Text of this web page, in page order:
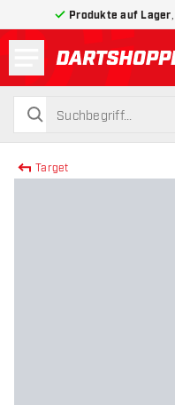
Produkte auf Lager
zurück
suchen
suchen
Target